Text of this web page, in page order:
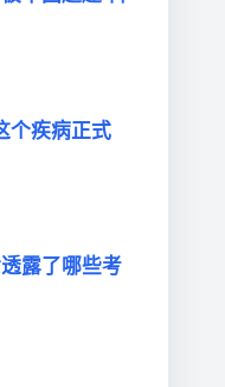
个疾病正式
露了哪些考